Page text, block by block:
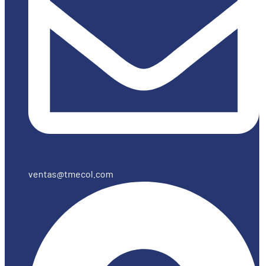
ventas@tmecol.com